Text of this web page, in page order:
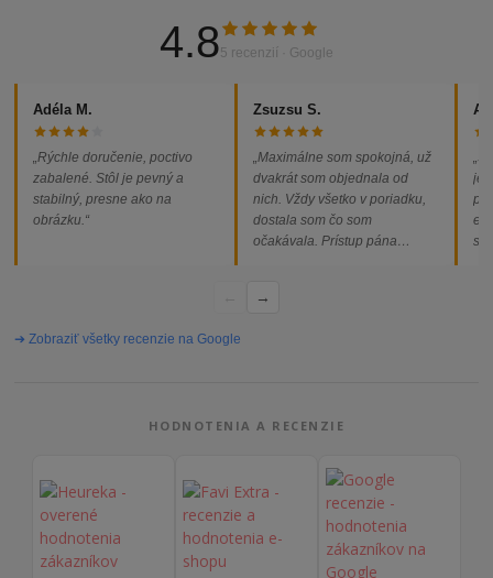
4.85 recenzií · Google
Adéla M.
„Rýchle doručenie, poctivo
zabalené. Stôl je pevný a
stabilný, presne ako na
obrázku.“
Zsuzsu S.
„Maximálne som spokojná, už
dvakrát som objednala od
nich. Vždy všetko v poriadku,
dostala som čo som
očakávala. Prístup pána
problémov. Vrele odporúčam!“
→
➔ Zobraziť všetky recenzie na Google
HODNOTENIA A RECENZIE